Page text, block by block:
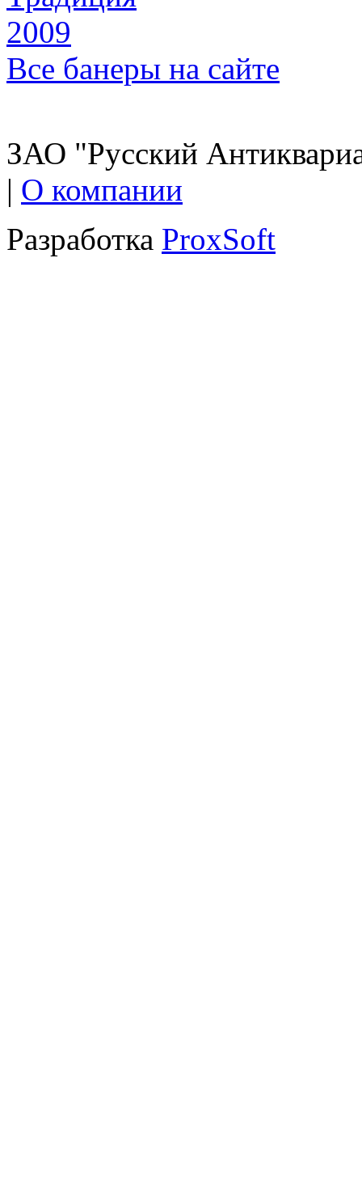
Все банеры на сайте
ЗАО "Русский
| О компании
Разработка ProxSoft